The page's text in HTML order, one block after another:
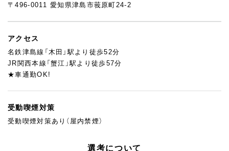
日々の会話の中で、自然とトルコ語や英語が耳に入り、異文化を感
り、仕事を通じて“プチ海外修行”ができる環境です。
「日本人としての味覚や感性を、異文化のなかでどう活かせるか」
そんな挑戦にワクワクするあなたの応募を、お待ちしています。
〒496-0011 愛知県津島市莪原町24-2
アクセス
名鉄津島線「木田」駅より徒歩52分
JR関西本線「蟹江」駅より徒歩57分
★車通勤OK!
受動喫煙対策
受動喫煙対策あり（屋内禁煙）
選考について